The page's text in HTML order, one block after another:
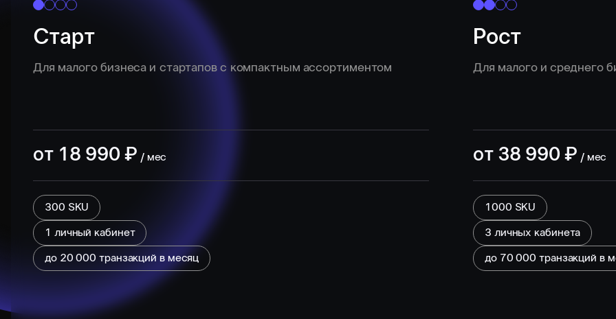
Старт
Для малого бизнеса и стартапов с компактным ассортиментом
от 18 990 ₽ / мес
300 SKU
1 личный кабинет
до 20 000 транзакций в месяц
Рост
Для малого и среднего
от 38 990 ₽ / мес
1000 SKU
3 личных кабинета
до 70 000 транзакций в